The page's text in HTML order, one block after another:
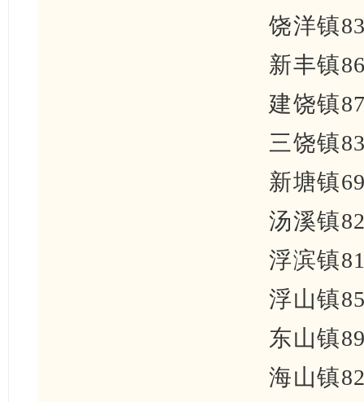
饶洋镇
新丰镇
建饶镇
三饶镇
新塘镇
汤溪镇
浮滨镇
浮山镇
东山镇
海山镇